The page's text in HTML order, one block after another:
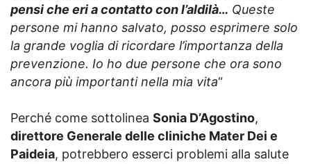
pensi che eri a contatto con l’aldilà… Queste
persone mi hanno salvato, posso esprimere solo
la grande voglia di ricordare l’importanza della
prevenzione. Io ho due persone che ora sono
ancora più importanti nella mia vita“
Perché come sottolinea Sonia D’Agostino,
direttore Generale delle cliniche Mater Dei e
Paideia, potrebbero esserci problemi alla salute